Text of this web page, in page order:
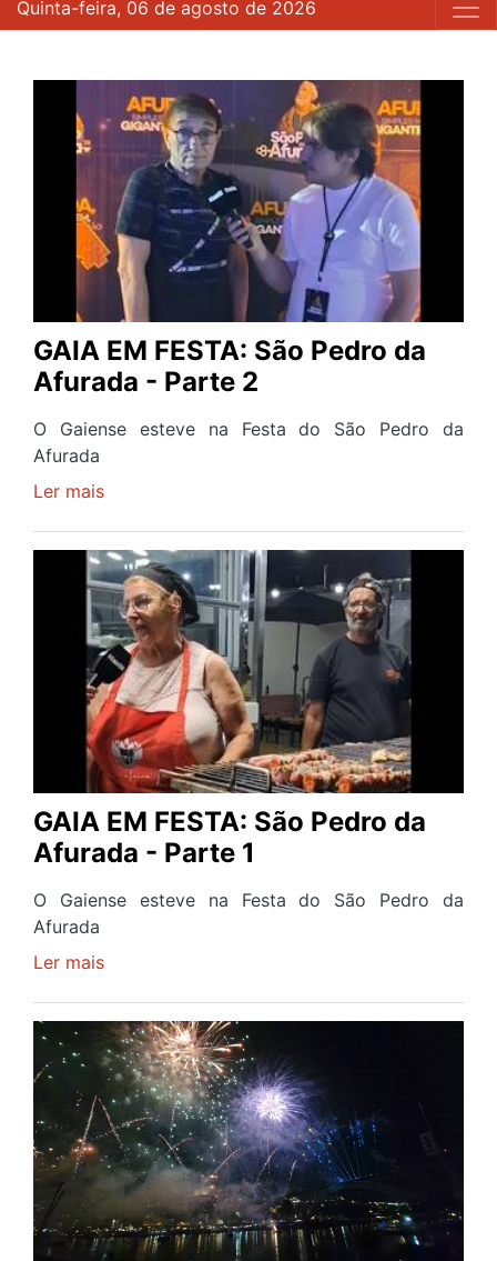
Quinta-feira, 06 de agosto de 2026
GAIA EM FESTA: São Pedro da
Afurada - Parte 2
O Gaiense esteve na Festa do São Pedro da
Afurada
Ler mais
EM
FESTA:
São
Pedro
da
Afurada
-
Parte
2
GAIA EM FESTA: São Pedro da
Afurada - Parte 1
O Gaiense esteve na Festa do São Pedro da
Afurada
Ler mais
EM
FESTA:
São
Pedro
da
Afurada
-
Parte
1